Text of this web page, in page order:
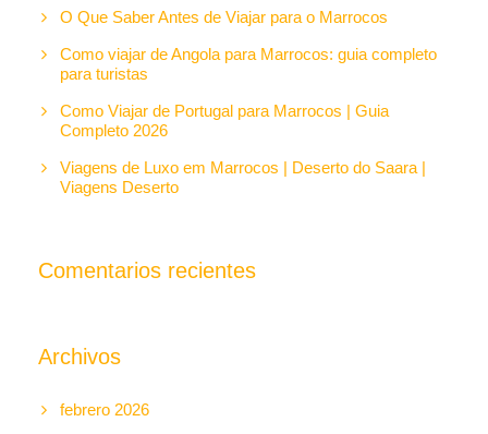
O Que Saber Antes de Viajar para o Marrocos
Como viajar de Angola para Marrocos: guia completo
para turistas
Como Viajar de Portugal para Marrocos | Guia
Completo 2026
Viagens de Luxo em Marrocos | Deserto do Saara |
Viagens Deserto
Comentarios recientes
Archivos
febrero 2026